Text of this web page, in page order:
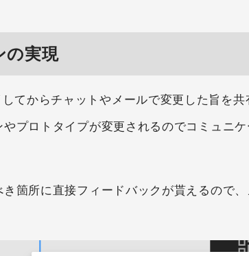
の実現
てからチャットやメールで変更した旨を共
プロトタイプが変更されるのでコミュニケ
箇所に直接フィードバックが貰えるので